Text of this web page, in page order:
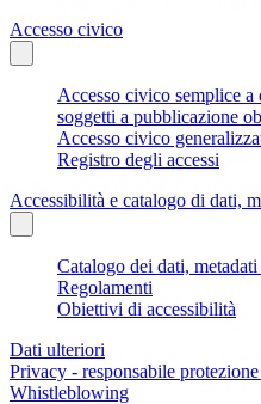
Accesso civico
Accesso civico semplice
soggetti a pubblicazione
Accesso civico
Registro degli accessi
Accessibilità e catalogo di dati,
Catalogo dei dati,
Regolamenti
Obiettivi di accessibilità
Dati ulteriori
Privacy - responsabile
Whistleblowing